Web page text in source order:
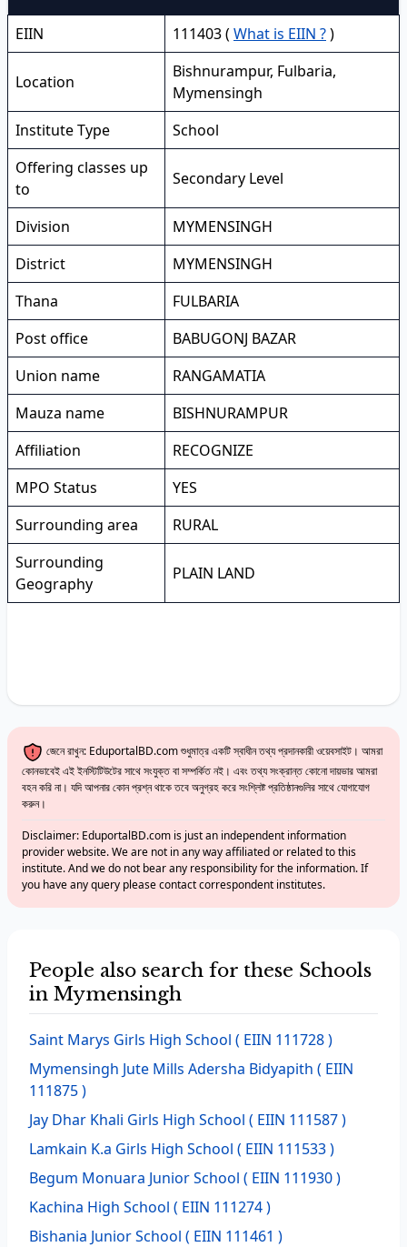
EIIN 111403 ( What is EIIN ?)
Location
Bishnurampur, Fulbaria,
Mymensingh
Institute Type
School
Offering classes up
to
Secondary Level
Division
MYMENSINGH
District
MYMENSINGH
Thana
FULBARIA
Post office
BABUGONJ BAZAR
Union name
RANGAMATIA
Mauza name
BISHNURAMPUR
Affiliation
RECOGNIZE
MPO Status
YES
Surrounding area
RURAL
Surrounding
Geography
PLAIN LAND
জেনে রাখুন: EduportalBD.com শুধুমাত্র একটি স্বাধীন তথ্য প্রদানকারী ওয়েবসাইট। আমরা
কোনভাবেই এই ইনস্টিটিউটের সাথে সংযুক্ত বা সম্পর্কিত নই। এবং তথ্য সংক্রান্ত কোনো দায়ভার আমরা
বহন করি না। যদি আপনার কোন প্রশ্ন থাকে তবে অনুগ্রহ করে সংশ্লিষ্ট প্রতিষ্ঠানগুলির সাথে যোগাযোগ
করুন।
Disclaimer: EduportalBD.com is just an independent information
provider website. We are not in any way affiliated or related to this
institute. And we do not bear any responsibility for the information. If
you have any query please contact correspondent institutes.
People also search for these Schools
in Mymensingh
Saint Marys Girls High School ( EIIN 111728 )
Mymensingh Jute Mills Adersha Bidyapith ( EIIN
111875 )
Jay Dhar Khali Girls High School ( EIIN 111587 )
Lamkain K.a Girls High School ( EIIN 111533 )
Begum Monuara Junior School ( EIIN 111930 )
Kachina High School ( EIIN 111274 )
Bishania Junior School ( EIIN 111461 )